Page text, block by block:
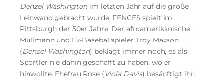
Denzel Washingtonim letzten Jahr auf die große
Leinwand gebracht wurde. FENCES spielt im
Pittsburgh der 50er Jahre. Der afroamerikanische
Müllmann und Ex-Baseballspieler Troy Maxson
(Denzel Washington) beklagt immer noch, es als
Sportler nie dahin geschafft zu haben, wo er
hinwollte. Ehefrau Rose (Viola Davis) besänftigt ihn